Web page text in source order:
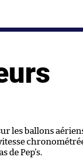
les ballons
de Pep’s.